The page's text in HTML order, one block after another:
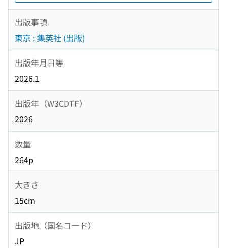
出版事項
東京 : 集英社 (出版)
出版年月日等
2026.1
出版年（W3CDTF）
2026
数量
264p
大きさ
15cm
出版地（国名コード）
JP